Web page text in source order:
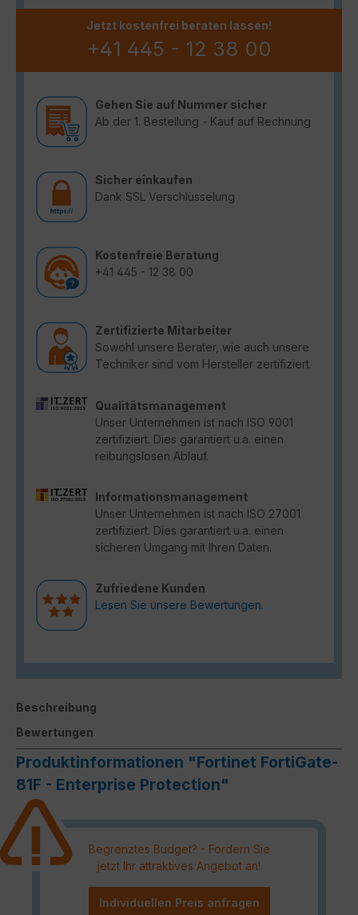
Jetzt kostenfrei beraten lassen!
+41 445 - 12 38 00
Gehen Sie auf Nummer sicher
Ab der 1. Bestellung - Kauf auf Rechnung
Sicher einkaufen
Dank SSL Verschlüsselung
Kostenfreie Beratung
+41 445 - 12 38 00
Zertifizierte Mitarbeiter
Sowohl unsere Berater, wie auch unsere
Techniker sind vom Hersteller zertifiziert.
Qualitätsmanagement
Unser Unternehmen ist nach ISO 9001
zertifiziert. Dies garantiert u.a. einen
reibungslosen Ablauf.
Informationsmanagement
Unser Unternehmen ist nach ISO 27001
zertifiziert. Dies garantiert u.a. einen
sicheren Umgang mit Ihren Daten.
Zufriedene Kunden
Lesen Sie unsere Bewertungen.
Beschreibung
Bewertungen
Produktinformationen "Fortinet FortiGate-
81F - Enterprise Protection"
Begrenztes Budget? - Fordern Sie
jetzt Ihr attraktives Angebot an!
Individuellen Preis anfragen